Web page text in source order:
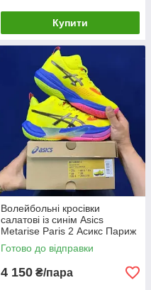
Купити
Волейбольні кросівки
салатові із синім Asics
Metarise Paris 2 Асикс Париж
Yellow/Blue Eur36-47 чоловічі
жіночі 40.5
Готово до відправки
4 150 ₴/пара